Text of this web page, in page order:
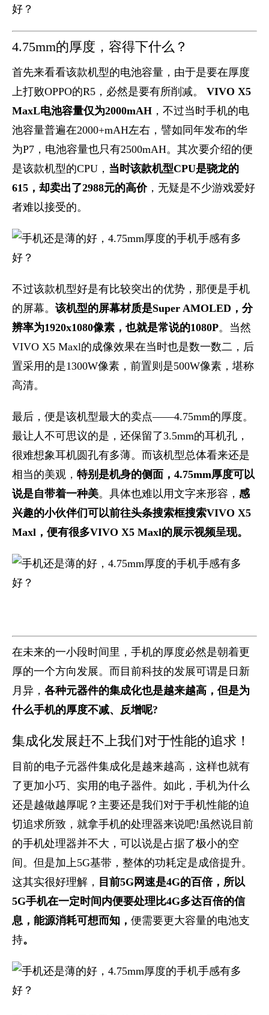
4.75mm的厚度，容得下什么？
首先来看看该款机型的电池容量，由于是要在厚度
上打败OPPO的R5，必然是要有所削减。 VIVO X5
MaxL电池容量仅为2000mAH ，不过当时手机的电
池容量普遍在2000+mAH左右，譬如同年发布的华
为P7，电池容量也只有2500mAH。其次要介绍的便
是该款机型的CPU， 当时该款机型CPU是骁龙的
615，却卖出了2988元的高价，无疑是不少游戏爱好
者难以接受的。
不过该款机型好是有比较突出的优势，那便是手机
的屏幕。 该机型的屏幕材质是Super AMOLED，分
辨率为1920x1080像素，也就是常说的1080P。当然
VIVO X5 Maxl的成像效果在当时也是数一数二，后
置采用的是1300W像素，前置则是500W像素，堪称
高清。
最后，便是该机型最大的卖点——4.75mm的厚度。
最让人不可思议的是，还保留了3.5mm的耳机孔，
很难想象耳机圆孔有多薄。而该机型总体看来还是
相当的美观， 特别是机身的侧面，4.75mm厚度可以
说是自带着一种美。具体也难以用文字来形容， 感
兴趣的小伙伴们可以前往头条搜索框搜索VIVO X5
Maxl，便有很多VIVO X5 Maxl的展示视频呈现。
在未来的一小段时间里，手机的厚度必然是朝着更
厚的一个方向发展。而目前科技的发展可谓是日新
月异， 各种元器件的集成化也是越来越高，但是为
什么手机的厚度不减、反增呢?
集成化发展赶不上我们对于性能的追求！
目前的电子元器件集成化是越来越高，这样也就有
了更加小巧、实用的电子器件。如此，手机为什么
还是越做越厚呢？主要还是我们对于手机性能的迫
切追求所致，就拿手机的处理器来说吧!虽然说目前
的手机处理器并不大，可以说是占据了极小的空
间。但是加上5G基带，整体的功耗定是成倍提升。
这其实很好理解， 目前5G网速是4G的百倍，所以
5G手机在一定时间内便要处理比4G多达百倍的信
息，能源消耗可想而知， 便需要更大容量的电池支
持。